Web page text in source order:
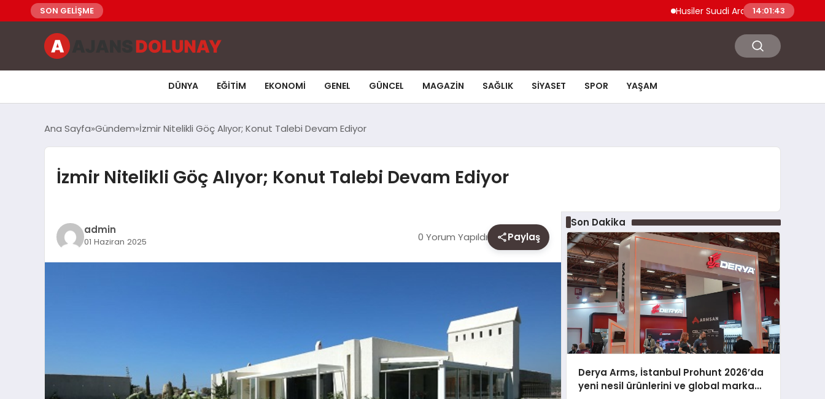
SON GELİŞME Husiler Suudi Arabistan Necran
14:01:44
DÜNYA EĞITIM EKONOMI GENEL GÜNCEL MAGAZIN SAĞLIK SIYASET SPOR YAŞAM
Ana Sayfa Gündem İzmir Nitelikli Göç Alıyor; Konut Talebi Devam Ediyor
İzmir Nitelikli Göç Alıyor; Konut Talebi Devam Ediyor
admin
01 Haziran 2025 0 Yorum Yapıldı Paylaş
Son Dakika
Derya Arms, İstanbul Prohunt 2026’da
yeni nesil ürünlerini ve global marka